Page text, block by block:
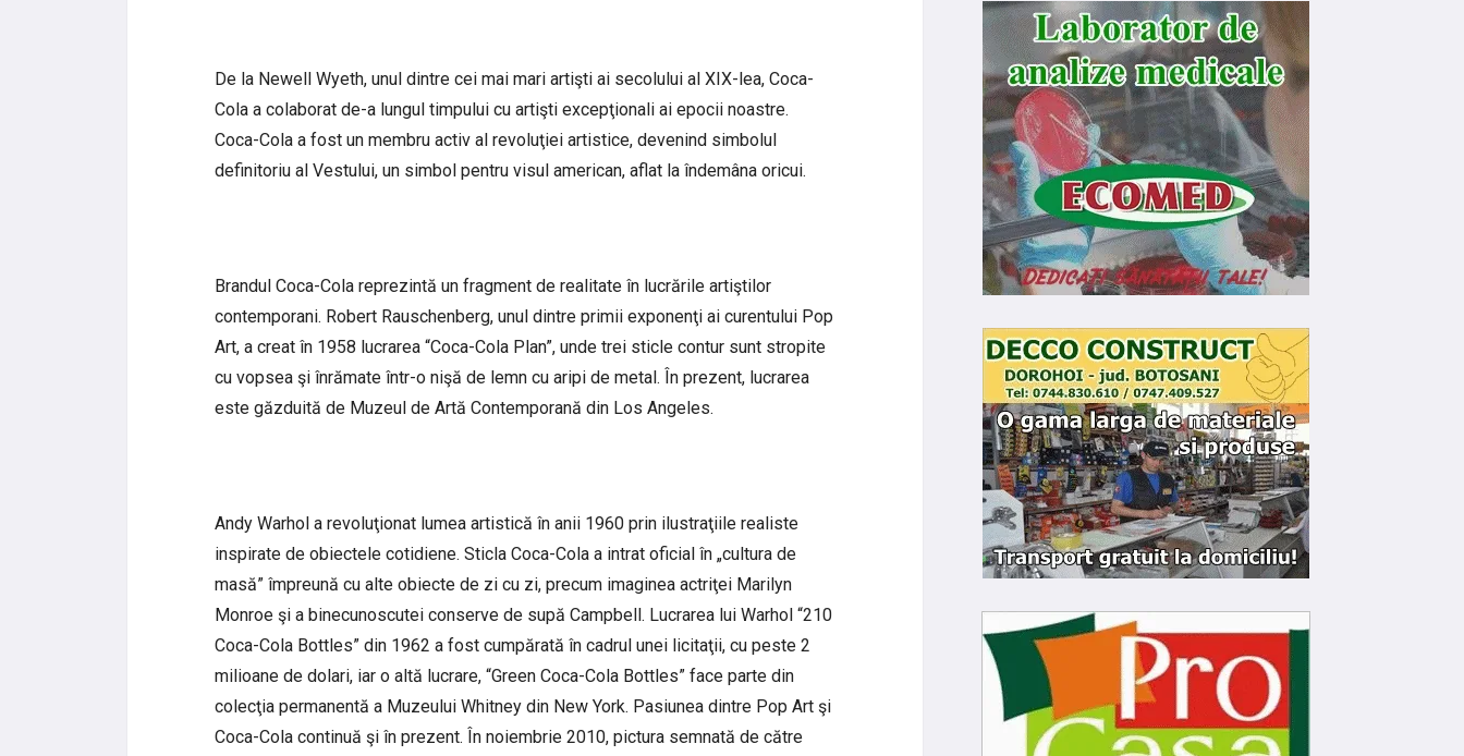
De la Newell Wyeth, unul dintre cei mai mari artişti ai secolului al XIX-lea, Coca-
Cola a colaborat de-a lungul timpului cu artişti excepţionali ai epocii noastre.
Coca-Cola a fost un membru activ al revoluţiei artistice, devenind simbolul
definitoriu al Vestului, un simbol pentru visul american, aflat la îndemâna oricui.
Brandul Coca-Cola reprezintă un fragment de realitate în lucrările artiştilor
contemporani. Robert Rauschenberg, unul dintre primii exponenţi ai curentului Pop
Art, a creat în 1958 lucrarea “Coca-Cola Plan”, unde trei sticle contur sunt stropite
cu vopsea şi înrămate într-o nişă de lemn cu aripi de metal. În prezent, lucrarea
este găzduită de Muzeul de Artă Contemporană din Los Angeles.
Andy Warhol a revoluţionat lumea artistică în anii 1960 prin ilustraţiile realiste
inspirate de obiectele cotidiene. Sticla Coca-Cola a intrat oficial în „cultura de
masă” împreună cu alte obiecte de zi cu zi, precum imaginea actriţei Marilyn
Monroe şi a binecunoscutei conserve de supă Campbell. Lucrarea lui Warhol “210
Coca-Cola Bottles” din 1962 a fost cumpărată în cadrul unei licitaţii, cu peste 2
milioane de dolari, iar o altă lucrare, “Green Coca-Cola Bottles” face parte din
colecţia permanentă a Muzeului Whitney din New York. Pasiunea dintre Pop Art şi
Coca-Cola continuă şi în prezent. În noiembrie 2010, pictura semnată de către